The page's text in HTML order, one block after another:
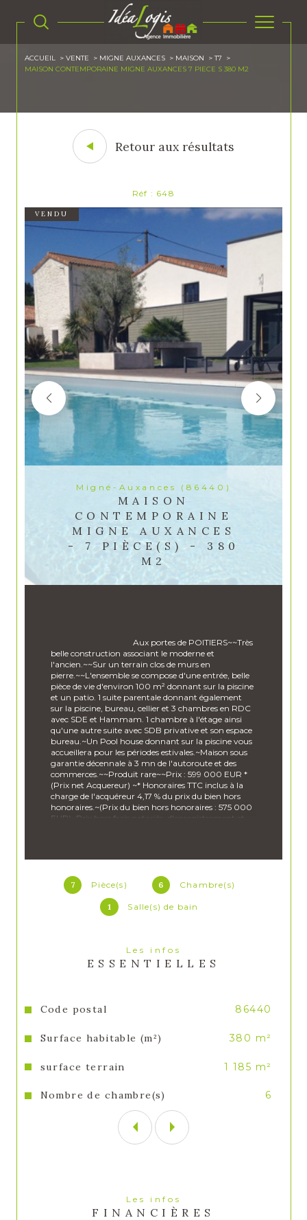
ACCUEIL VENTE MIGNE AUXANCES MAISON
T7
MAISON CONTEMPORAINE MIGNE AUXANCES 7 PIECE S 380 M2
Retour aux résultats
Réf : 648
VENDU
Migné-Auxances (86440)
MAISON
CONTEMPORAINE
MIGNE AUXANCES
- 7 PIÈCE(S) - 380
M2
7 Pièce(s) 6 Chambre(s)
1 Salle(s) de bain
Les infos
ESSENTIELLES
Caractéristiques Valeurs
Code postal 86440
Surface habitable (m²) 380 m²
surface terrain 1 185 m²
Nombre de chambre(s) 6
belle construction associant le moderne et
l'ancien.~~Sur un terrain clos de murs en
pierre.~~L'ensemble se compose d'une entrée, belle
pièce de vie d'environ 100 m² donnant sur la piscine
et un patio. 1 suite parentale donnant également
sur la piscine, bureau, cellier et 3 chambres en RDC
avec SDE et Hammam. 1 chambre à l'étage ainsi
qu'une autre suite avec SDB privative et son espace
bureau.~Un Pool house donnant sur la piscine vous
accueillera pour les périodes estivales.~Maison sous
garantie décennale à 3 mn de l'autoroute et des
commerces.~~Produit rare~~Prix : 599 000 EUR *
(Prix net Acquereur) ~* Honoraires TTC inclus à la
charge de l'acquéreur 4,17 % du prix du bien hors
honoraires.~(Prix du bien hors honoraires : 575 000
EUR)~Prix hors frais notariés, d'enregistrement et
Les informations sur les risques auxquels ce bien est
Les infos
FINANCIÈRES